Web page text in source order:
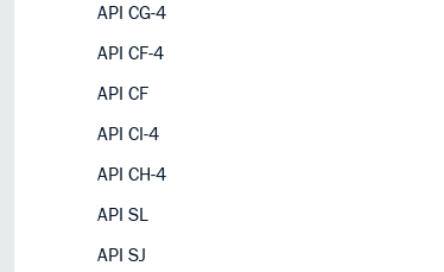
API CG-4
API CF-4
API CF
API CI-4
API CH-4
API SL
API SJ